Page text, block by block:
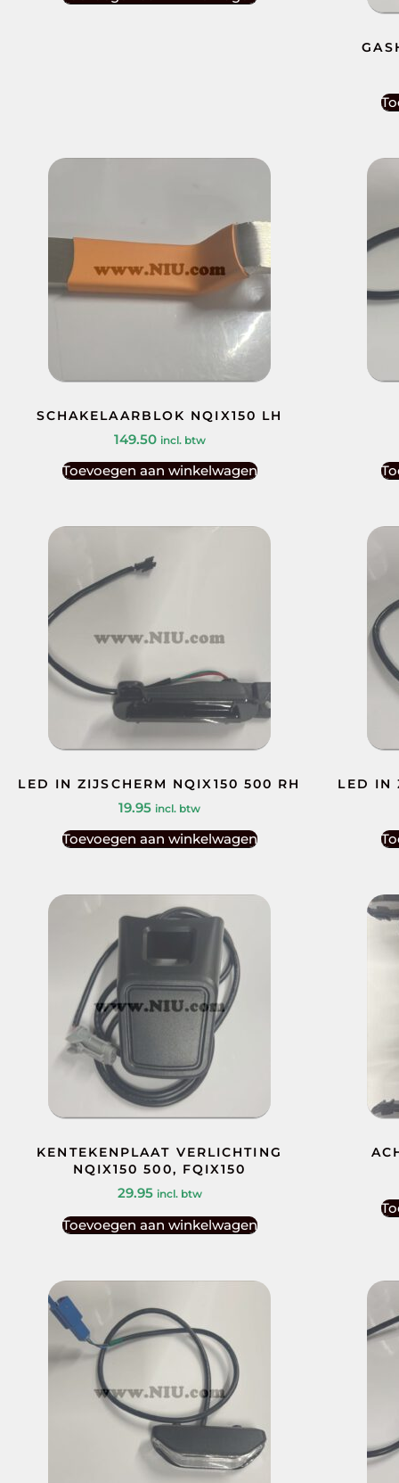
SCHAKELAARBLOK NQIX150 LH
149.50 incl. btw
Toevoegen aan winkelwagen
LED IN ZIJSCHERM NQIX150 500 RH
19.95 incl. btw
Toevoegen aan winkelwagen
LED IN
KENTEKENPLAAT VERLICHTING
NQIX150 500, FQIX150
29.95 incl. btw
Toevoegen aan winkelwagen